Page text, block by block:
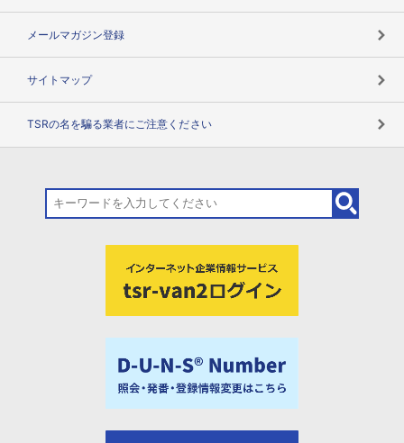
メールマガジン登録
サイトマップ
TSRの名を騙る業者にご注意ください